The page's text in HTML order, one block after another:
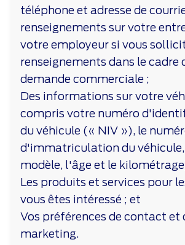
téléphone et adresse de
renseignements sur votre
votre employeur si vous
renseignements dans le cadre
demande commerciale ;
Des informations sur votre
compris votre numéro
du véhicule (« NIV »), le
d'immatriculation du véhicule,
modèle, l'âge et le
Les produits et services pour
vous êtes intéressé ; et
Vos préférences de contact et
marketing.